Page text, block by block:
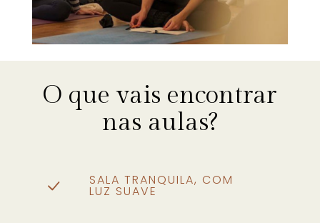
O que vais encontrar
nas aulas?
SALA TRANQUILA, COM
LUZ SUAVE